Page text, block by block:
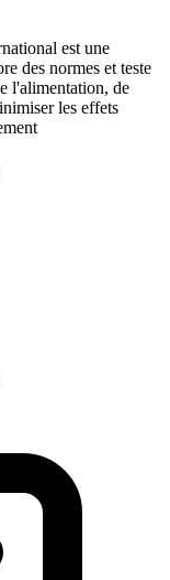
est une
des normes et teste
l'alimentation, de
les effets